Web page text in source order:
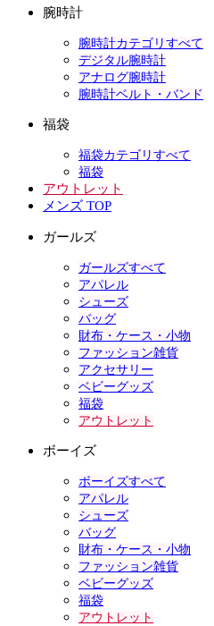
腕時計
腕時計カテゴリすべて
デジタル腕時計
アナログ腕時計
腕時計ベルト・バンド
福袋
福袋カテゴリすべて
福袋
アウトレット
メンズ TOP
ガールズ
ガールズすべて
アパレル
シューズ
バッグ
財布・ケース・小物
ファッション雑貨
アクセサリー
ベビーグッズ
福袋
アウトレット
ボーイズ
ボーイズすべて
アパレル
シューズ
バッグ
財布・ケース・小物
ファッション雑貨
ベビーグッズ
福袋
アウトレット